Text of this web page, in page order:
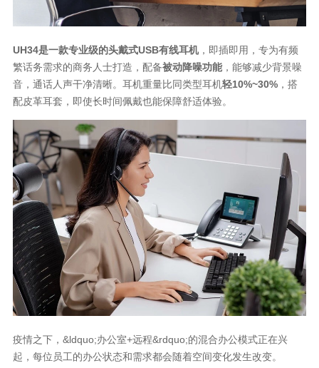
UH34是一款专业级的头戴式USB有线耳机，即插即用，专为有频
繁话务需求的商务人士打造，配备被动降噪功能，能够减少背景噪
音，通话人声干净清晰。耳机重量比同类型耳机轻10%~30% ，搭
配皮革耳套，即使长时间佩戴也能保障舒适体验。
疫情之下，&ldquo;办公室+远程&rdquo;的混合办公模式正在兴
起，每位员工的办公状态和需求都会随着空间变化发生改变。